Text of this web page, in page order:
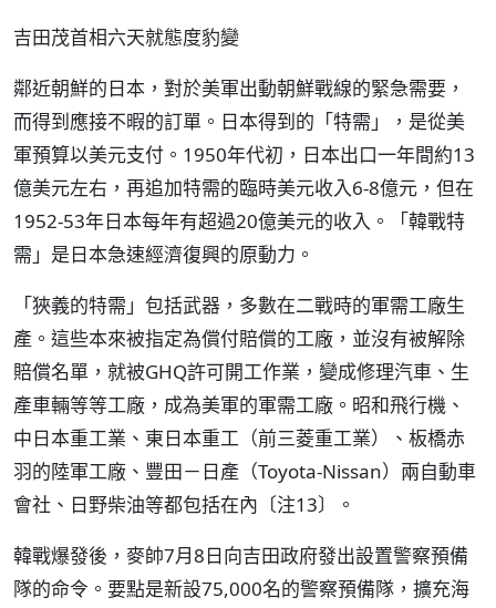
吉田茂首相六天就態度豹變
鄰近朝鮮的日本，對於美軍出動朝鮮戰線的緊急需要，
而得到應接不暇的訂單。日本得到的「特需」，是從美
軍預算以美元支付。1950年代初，日本出口一年間約13
億美元左右，再追加特需的臨時美元收入6-8億元，但在
1952-53年日本每年有超過20億美元的收入。「韓戰特
需」是日本急速經濟復興的原動力。
「狹義的特需」包括武器，多數在二戰時的軍需工廠生
產。這些本來被指定為償付賠償的工廠，並沒有被解除
賠償名單，就被GHQ許可開工作業，變成修理汽車、生
產車輛等等工廠，成為美軍的軍需工廠。昭和飛行機、
中日本重工業、東日本重工（前三菱重工業）、板橋赤
羽的陸軍工廠、豐田－日產（Toyota-Nissan）兩自動車
會社、日野柴油等都包括在內〔注13〕。
韓戰爆發後，麥帥7月8日向吉田政府發出設置警察預備
隊的命令。要點是新設75,000名的警察預備隊，擴充海